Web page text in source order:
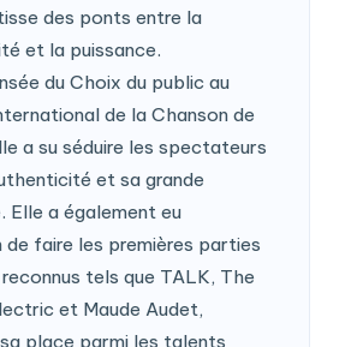
des ponts entre la
et la puissance.
du Choix du public au
de la Chanson de
a su séduire les spectateurs
et sa grande
Elle a également eu
de faire les premières parties
tels que TALK, The
et Maude Audet,
place parmi les talents